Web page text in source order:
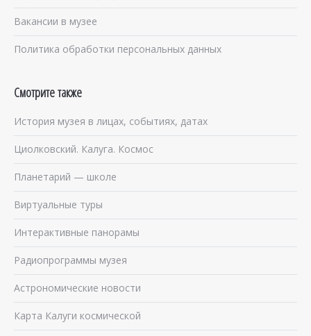
Вакансии в музее
Политика обработки персональных данных
Смотрите также
История музея в лицах, событиях, датах
Циолковский. Калуга. Космос
Планетарий — школе
Виртуальные туры
Интерактивные панорамы
Радиопрограммы музея
Астрономические новости
Карта Калуги космической